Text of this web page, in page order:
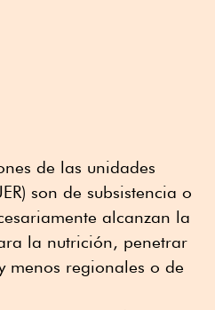
de las unidades
son de subsistencia o
alcanzan la
la nutrición, penetrar
menos regionales o de